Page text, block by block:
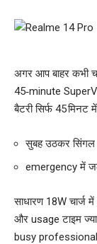
अगर आप बाहर कभी
45‑minute
बैटरी सिर्फ 45 मिनट
सुबह उठकर सिंगल
emergency में
साधारण 18W
और usage टाइम
busy